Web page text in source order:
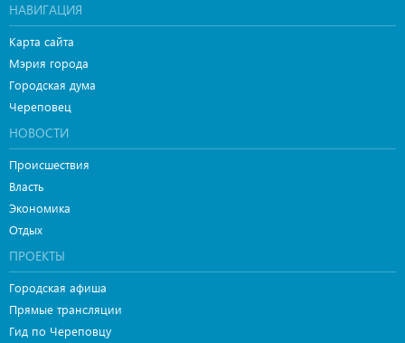
НАВИГАЦИЯ
Карта сайта
Мэрия города
Городская дума
Череповец
НОВОСТИ
Происшествия
Власть
Экономика
Отдых
ПРОЕКТЫ
Городская афиша
Прямые трансляции
Гид по Череповцу